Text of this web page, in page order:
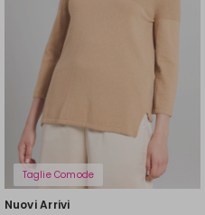
Taglie Comode
Nuovi Arrivi